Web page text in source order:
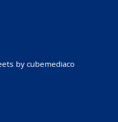
by cubemediaco